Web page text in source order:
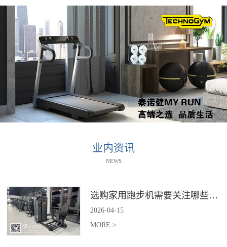
业内资讯
NEWS
选购家用跑步机需要关注哪些核心参数？
2026-04-15
MORE >